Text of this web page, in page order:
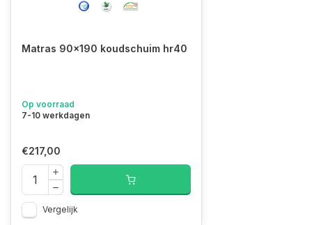
Matras 90x190 koudschuim hr40
Op voorraad
7-10 werkdagen
€217,00
Vergelijk